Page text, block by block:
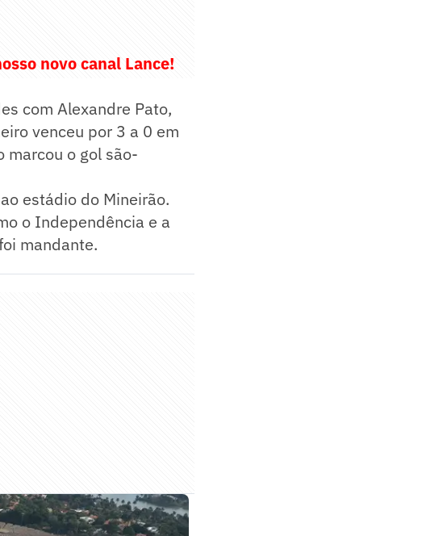
novo canal Lance!
com Alexandre Pato,
venceu por 3 a 0 em
marcou o gol são-
estádio do Mineirão.
o Independência e a
mandante.